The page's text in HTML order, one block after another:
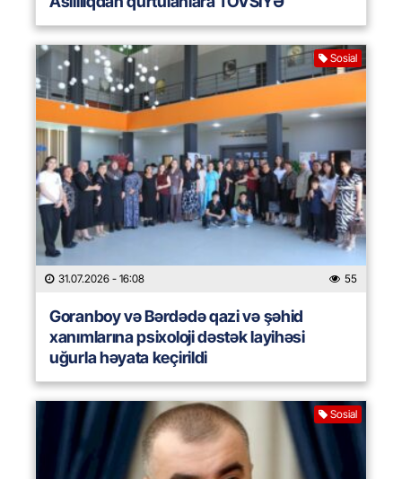
Sosial
31.07.2026 - 16:08 55
Goranboy və Bərdədə qazi və şəhid
xanımlarına psixoloji dəstək layihəsi
uğurla həyata keçirildi
Sosial